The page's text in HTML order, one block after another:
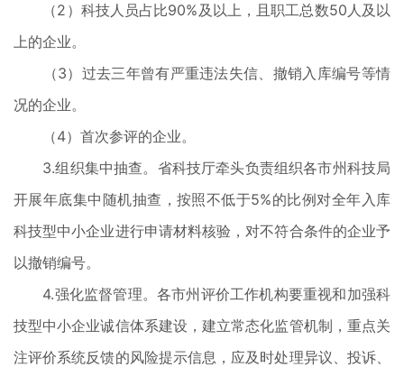
（2）科技人员占比90%及以上，且职工总数50人及以
上的企业。
（3）过去三年曾有严重违法失信、撤销入库编号等情
况的企业。
（4）首次参评的企业。
3.组织集中抽查。省科技厅牵头负责组织各市州科技局
开展年底集中随机抽查，按照不低于5%的比例对全年入库
科技型中小企业进行申请材料核验，对不符合条件的企业予
以撤销编号。
4.强化监督管理。各市州评价工作机构要重视和加强科
技型中小企业诚信体系建设，建立常态化监管机制，重点关
注评价系统反馈的风险提示信息，应及时处理异议、投诉、